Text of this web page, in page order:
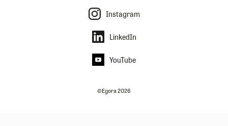
Instagram
LinkedIn
YouTube
©Egora 2026